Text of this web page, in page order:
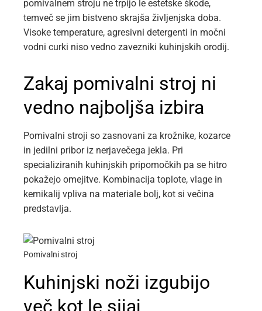
pomivalnem stroju ne trpijo le estetske škode,
temveč se jim bistveno skrajša življenjska doba.
Visoke temperature, agresivni detergenti in močni
vodni curki niso vedno zavezniki kuhinjskih orodij.
Zakaj pomivalni stroj ni
vedno najboljša izbira
Pomivalni stroji so zasnovani za krožnike, kozarce
in jedilni pribor iz nerjavečega jekla. Pri
specializiranih kuhinjskih pripomočkih pa se hitro
pokažejo omejitve. Kombinacija toplote, vlage in
kemikalij vpliva na materiale bolj, kot si večina
predstavlja.
Pomivalni stroj
Kuhinjski noži izgubijo
več kot le sijaj